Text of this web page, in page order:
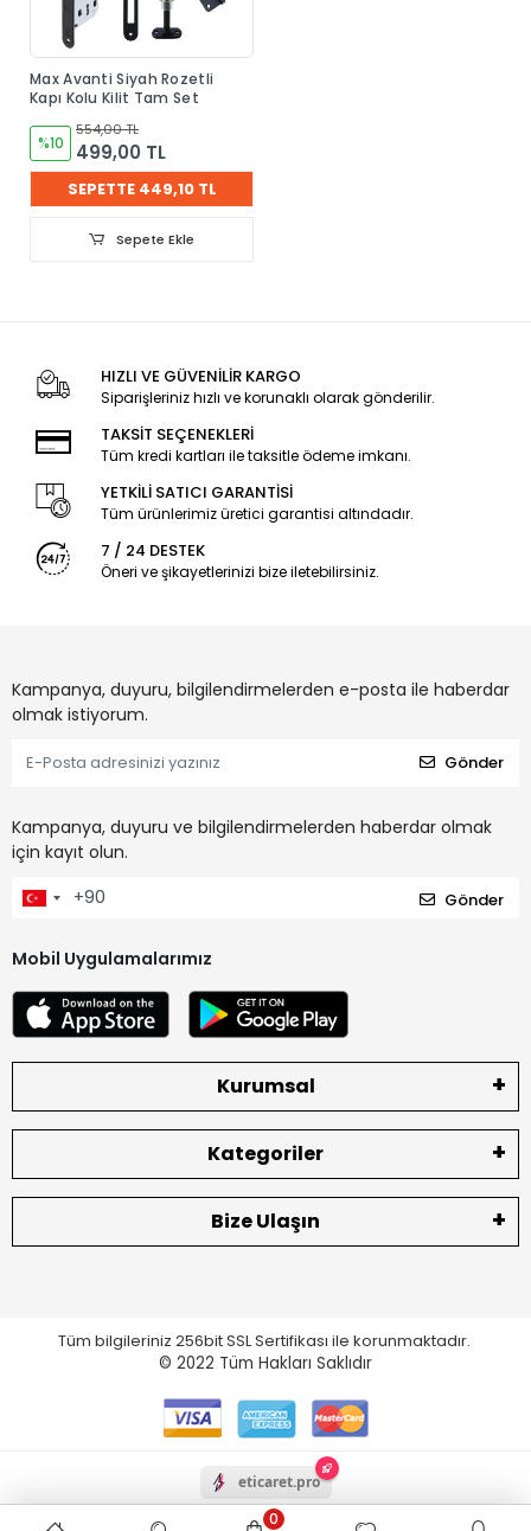
Max Avanti Siyah Rozetli
Kapı Kolu Kilit Tam Set
%10
554,00 TL
499,00 TL
SEPETTE 449,10 TL
Sepete Ekle
HIZLI VE GÜVENİLİR KARGO
Siparişleriniz hızlı ve korunaklı olarak gönderilir.
TAKSİT SEÇENEKLERİ
Tüm kredi kartları ile taksitle ödeme imkanı.
YETKİLİ SATICI GARANTİSİ
Tüm ürünlerimiz üretici garantisi altındadır.
7 / 24 DESTEK
Öneri ve şikayetlerinizi bize iletebilirsiniz.
Kampanya, duyuru, bilgilendirmelerden e-posta ile haberdar
olmak istiyorum.
Gönder
Kampanya, duyuru ve bilgilendirmelerden haberdar olmak
için kayıt olun.
Gönder
Mobil Uygulamalarımız
Kurumsal
Kategoriler
Bize Ulaşın
Tüm bilgileriniz 256bit SSL Sertifikası ile korunmaktadır.
© 2022 Tüm Hakları Saklıdır
0
eticaret.pro